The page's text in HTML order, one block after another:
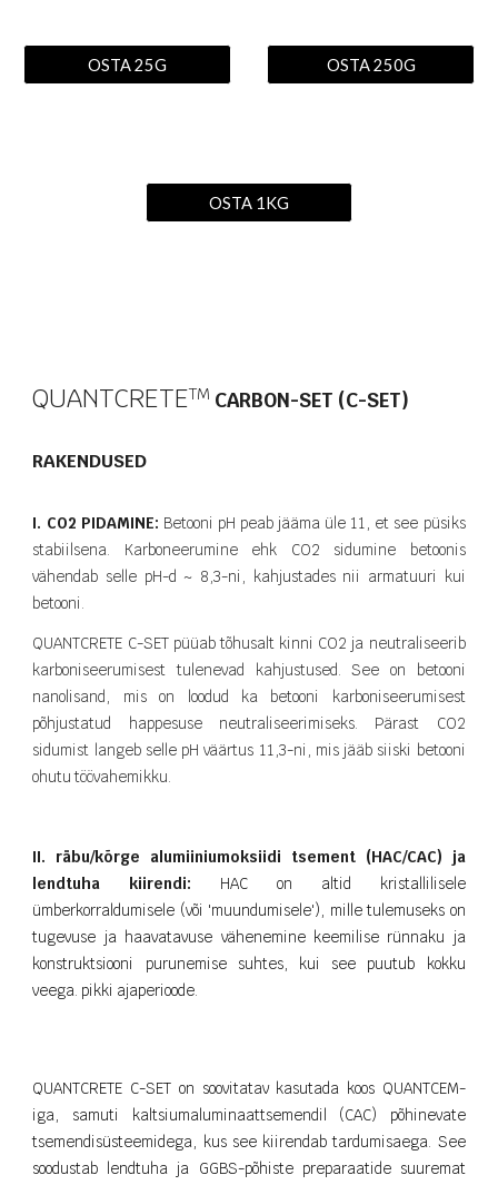
OSTA 25G OSTA 250G
OSTA 1KG
QUANTCRETET​M CARBON-SET (C-SET)
RAKENDUSED
I. CO2 PIDAMINE: Betooni pH peab jääma üle 11, et see püsiks
stabiilsena. Karboneerumine ehk CO2 sidumine betoonis
vähendab selle pH-d ~ 8,3-ni, kahjustades nii armatuuri kui
betooni.
QUANTCRETE C-SET püüab tõhusalt kinni CO2 ja neutraliseerib
karboniseerumisest tulenevad kahjustused. See on betooni
nanolisand, mis on loodud ka betooni karboniseerumisest
põhjustatud happesuse neutraliseerimiseks. Pärast CO2
sidumist langeb selle pH väärtus 11,3-ni, mis jääb siiski betooni
ohutu töövahemikku.
II. räbu/kõrge alumiiniumoksiidi tsement (HAC/CAC) ja
lendtuha kiirendi:
HAC on altid kristallilisele
ümberkorraldumisele (või 'muundumisele'), mille tulemuseks on
tugevuse ja haavatavuse vähenemine keemilise rünnaku ja
konstruktsiooni purunemise suhtes, kui see puutub kokku
veega. pikki ajaperioode.
QUANTCRETE C-SET on soovitatav kasutada koos QUANTCEM-
iga, samuti kaltsiumaluminaattsemendil (CAC) põhinevate
tsemendisüsteemidega, kus see kiirendab tardumisaega. See
soodustab lendtuha ja GGBS-põhiste preparaatide suuremat